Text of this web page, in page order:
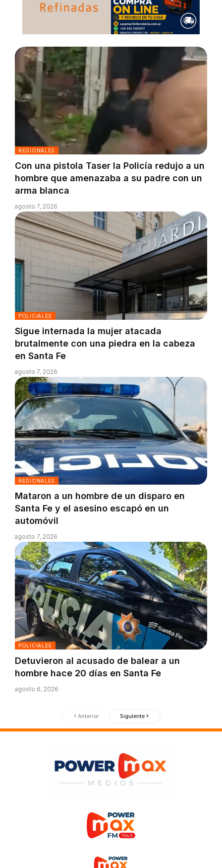
REGIONALES
Con una pistola Taser la Policía redujo a un
hombre que amenazaba a su padre con un
arma blanca
agosto 7, 2026
POLICIALES
Sigue internada la mujer atacada
brutalmente con una piedra en la cabeza
en Santa Fe
agosto 7, 2026
REGIONALES
Mataron a un hombre de un disparo en
Santa Fe y el asesino escapó en un
automóvil
agosto 7, 2026
POLICIALES
Detuvieron al acusado de balear a un
hombre hace 20 días en Santa Fe
agosto 6, 2026
Anterior Siguiente